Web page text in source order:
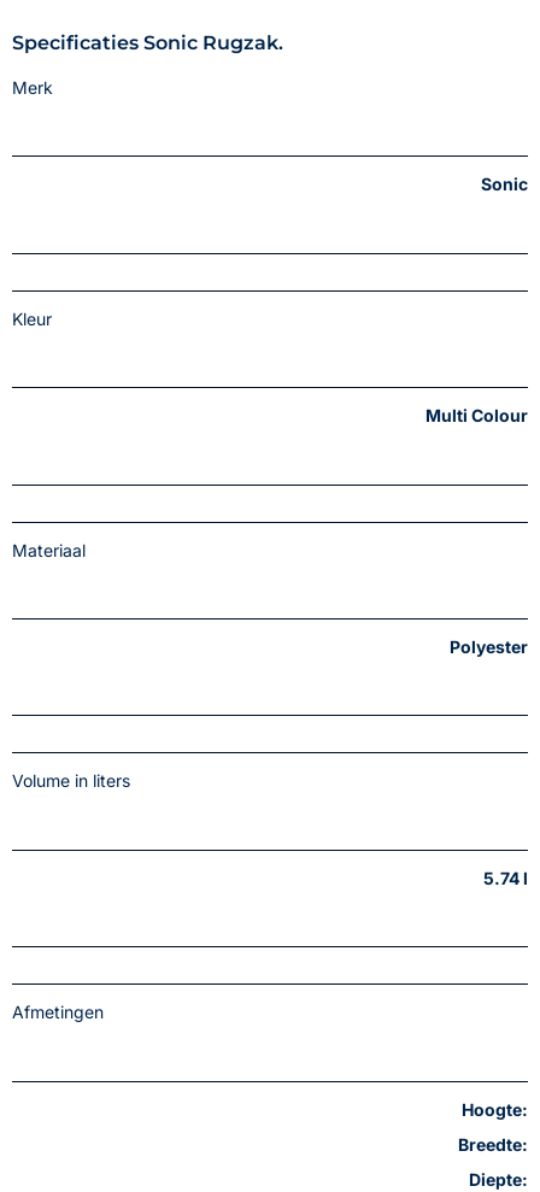
Specificaties Sonic Rugzak.
Merk
Sonic
Kleur
Multi Colour
Materiaal
Polyester
Volume in liters
5.74 l
Afmetingen
Hoogte:
Breedte:
Diepte: